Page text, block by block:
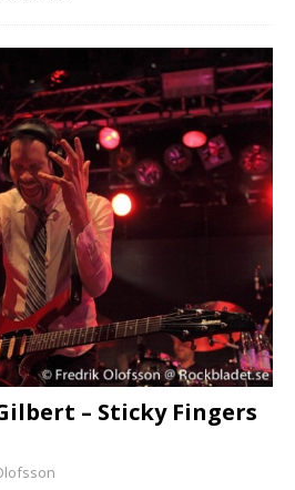
– Sticky Fingers